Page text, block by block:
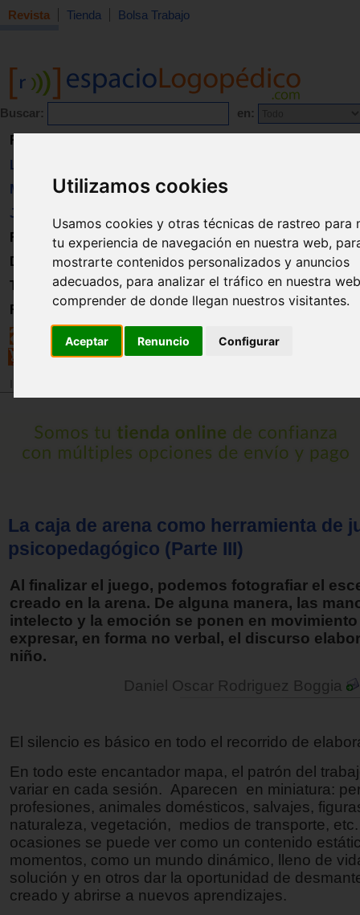
Utilizamos cookies
Usamos cookies y otras técnicas de rastreo para
tu experiencia de navegación en nuestra web,
mostrarte contenidos personalizados y anuncios
adecuados, para analizar el tráfico en nuestra
comprender de donde llegan nuestros visitantes.
Aceptar Renuncio Configurar
Revista Tienda Bolsa Trabajo
Buscar: en:
Revista
Libros
Material
Juguetes
Formación
Directorio
Trabajo
Registro
La caja de arena como herramienta de
psicopedagógico (Parte III)
Al finalizar el juego, podemos fotografiar el
creado en la arena. De alguna manera, las
intelecto y la emoción se ponen en
expresar, en forma no verbal, el discurso
niño.
Daniel Oscar Rodriguez Boggia
El silencio es básico en todo el recorrido de
En todo este encantador mapa, el patrón del
variar en cada sesión. Aparecen en miniatura:
profesiones, animales domésticos, salvajes,
naturaleza, vegetación, medios de transporte,
ocasiones se puede ver como un contenido
momentos, como un mundo dinámico, lleno de
solución y en otros dar la oportunidad de
creado y abrirse a nuevos aprendizajes.